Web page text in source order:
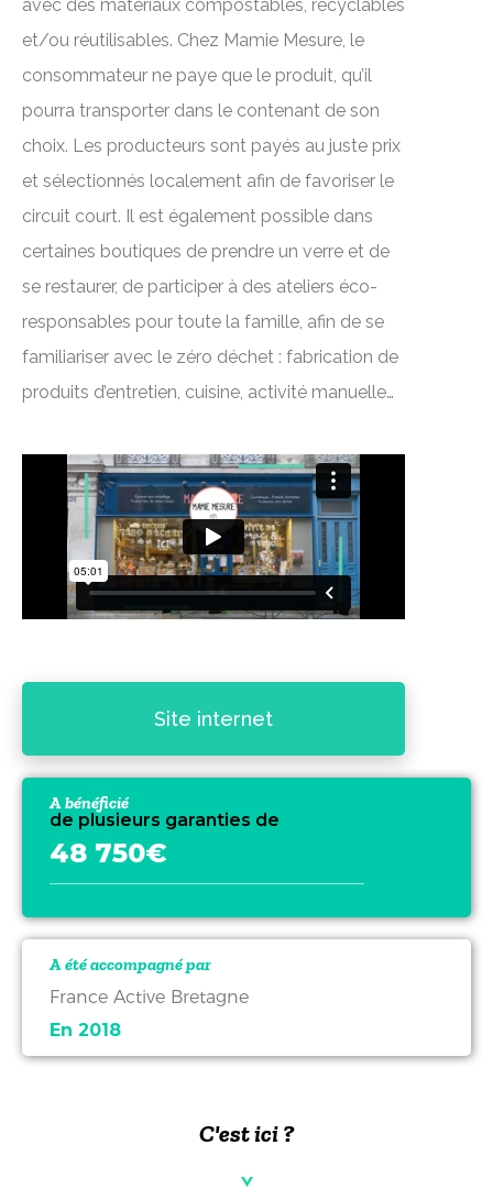
avec des matériaux compostables, recyclables
et/ou réutilisables. Chez Mamie Mesure, le
consommateur ne paye que le produit, qu’il
pourra transporter dans le contenant de son
choix. Les producteurs sont payés au juste prix
et sélectionnés localement afin de favoriser le
circuit court. Il est également possible dans
certaines boutiques de prendre un verre et de
se restaurer, de participer à des ateliers éco-
responsables pour toute la famille, afin de se
familiariser avec le zéro déchet : fabrication de
produits d’entretien, cuisine, activité manuelle…
Site internet
A bénéficié
de plusieurs garanties de
48 750€
A été accompagné par
France Active Bretagne
En 2018
C'est ici ?